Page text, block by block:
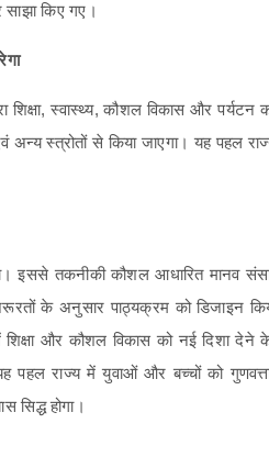
साझा किए गए।
शिक्षा, स्वास्थ्य, कौशल विकास और पर्यटन
स्त्रोतों से किया जाएगा। यह पहल
इससे तकनीकी कौशल आधारित मानव
के अनुसार पाठ्यक्रम को डिजाइन
और कौशल विकास को नई दिशा देने
राज्य में युवाओं और बच्चों को
सिद्ध होगा।